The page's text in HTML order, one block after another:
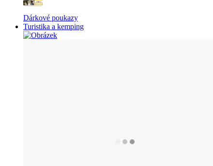
Dárkové poukazy
Turistika a kemping